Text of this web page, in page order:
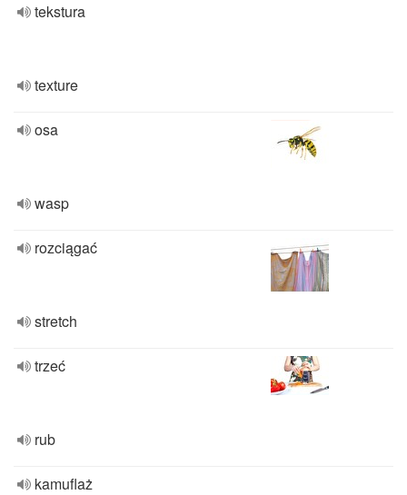
tekstura
texture
osa
wasp
rozciągać
stretch
trzeć
rub
kamuflaż